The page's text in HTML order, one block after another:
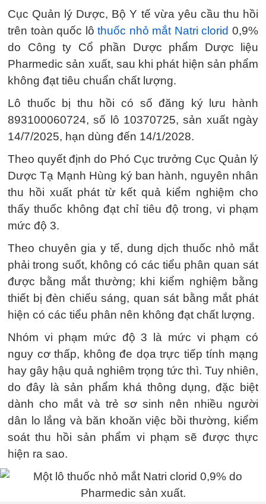
Cục Quản lý Dược, Bộ Y tế vừa yêu cầu thu hồi
trên toàn quốc lôthuốc nhỏ mắt Natri clorid 0,9%
do Công ty Cổ phần Dược phẩm Dược liệu
Pharmedic sản xuất, sau khi phát hiện sản phẩm
không đạt tiêu chuẩn chất lượng.
Lô thuốc bị thu hồi có số đăng ký lưu hành
893100060724, số lô 10370725, sản xuất ngày
14/7/2025, hạn dùng đến 14/1/2028.
Theo quyết định do Phó Cục trưởng Cục Quản lý
Dược Tạ Mạnh Hùng ký ban hành, nguyên nhân
thu hồi xuất phát từ kết quả kiểm nghiệm cho
thấy thuốc không đạt chỉ tiêu độ trong, vi phạm
mức độ 3.
Theo chuyên gia y tế, dung dịch thuốc nhỏ mắt
phải trong suốt, không có các tiểu phân quan sát
được bằng mắt thường; khi kiểm nghiệm bằng
thiết bị đèn chiếu sáng, quan sát bằng mắt phát
hiện có các tiểu phân nên không đạt chất lượng.
Nhóm vi phạm mức độ 3 là mức vi phạm có
nguy cơ thấp, không đe dọa trực tiếp tính mạng
hay gây hậu quả nghiêm trọng tức thì. Tuy nhiên,
do đây là sản phẩm khá thông dụng, đặc biệt
dành cho mắt và trẻ sơ sinh nên nhiều người
dân lo lắng và băn khoăn việc bồi thường, kiểm
soát thu hồi sản phẩm vi phạm sẽ được thực
hiện ra sao.